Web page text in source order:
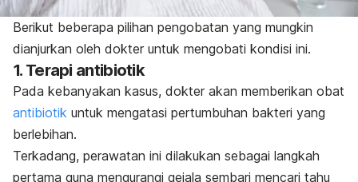
Berikut beberapa pilihan pengobatan yang mungkin
dianjurkan oleh dokter untuk mengobati kondisi ini.
1. Terapi antibiotik
Pada kebanyakan kasus, dokter akan memberikan obat
antibiotik untuk mengatasi pertumbuhan bakteri yang
berlebihan.
Terkadang, perawatan ini dilakukan sebagai langkah
pertama guna mengurangi gejala sembari mencari tahu